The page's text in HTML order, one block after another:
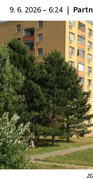
9. 6. 2026 – 6:24 |